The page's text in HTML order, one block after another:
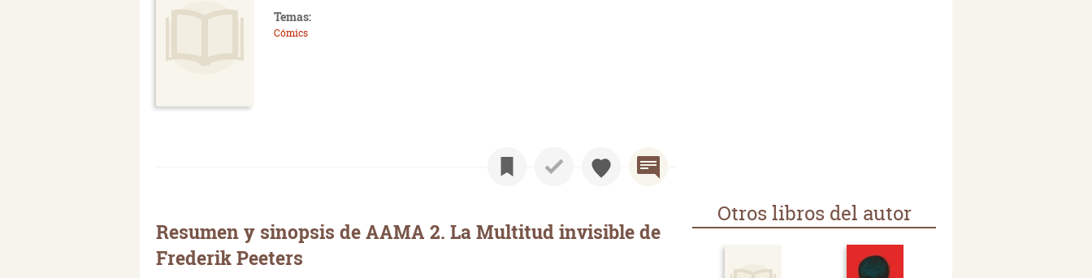
Temas:
Cómics
Resumen y sinopsis de AAMA 2. La Multitud invisible de
Frederik Peeters
Otros libros del autor